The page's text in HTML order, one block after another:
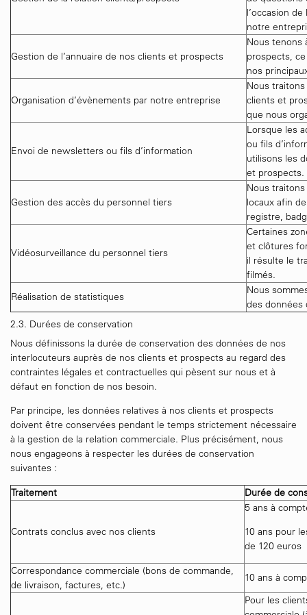
l’occasion
notre
Gestion de l’annuaire de nos clients et prospects
Nous tenons
prospects,
nos
Organisation d’évènements par notre entreprise
Nous
clients et
que nous
Envoi de newsletters ou fils d’information
Lorsque les
ou fils
utilisons les
et prospects.
Gestion des accès du personnel tiers
Nous
locaux afin
registre,
Vidéosurveillance du personnel tiers
Certaines
et clôtures
il résulte le
filmés.
Réalisation de statistiques
Nous
des données
2.3. Durées de conservation
Nous définissons la durée de conservation des données de nos
interlocuteurs auprès de nos clients et prospects au regard des
contraintes légales et contractuelles qui pèsent sur nous et à
défaut en fonction de nos besoin.
Par principe, les données relatives à nos clients et prospects
doivent être conservées pendant le temps strictement nécessaire
à la gestion de la relation commerciale. Plus précisément, nous
nous engageons à respecter les durées de conservation
suivantes :
Traitement
Durée de
Contrats conclus avec nos clients
5 ans à
10 ans pour
de 120 euros
Correspondance commerciale (bons de commande,
de livraison, factures, etc.)
10 ans à
Pour les